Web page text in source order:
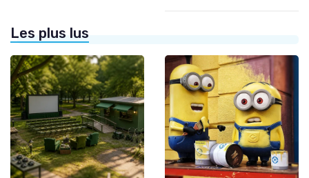
Les plus lus